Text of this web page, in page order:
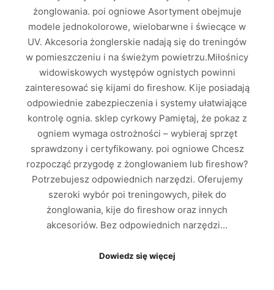
żonglowania. poi ogniowe Asortyment obejmuje
modele jednokolorowe, wielobarwne i świecące w
UV. Akcesoria żonglerskie nadają się do treningów
w pomieszczeniu i na świeżym powietrzu.Miłośnicy
widowiskowych występów ognistych powinni
zainteresować się kijami do fireshow. Kije posiadają
odpowiednie zabezpieczenia i systemy ułatwiające
kontrolę ognia. sklep cyrkowy Pamiętaj, że pokaz z
ogniem wymaga ostrożności – wybieraj sprzęt
sprawdzony i certyfikowany. poi ogniowe Chcesz
rozpocząć przygodę z żonglowaniem lub fireshow?
Potrzebujesz odpowiednich narzędzi. Oferujemy
szeroki wybór poi treningowych, piłek do
żonglowania, kije do fireshow oraz innych
akcesoriów. Bez odpowiednich narzędzi…
Dowiedz się więcej